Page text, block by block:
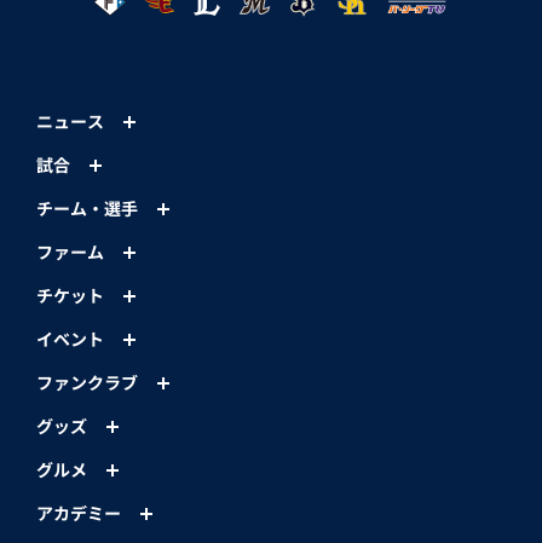
ニュース
試合
チーム・選手
ファーム
チケット
イベント
ファンクラブ
グッズ
グルメ
アカデミー